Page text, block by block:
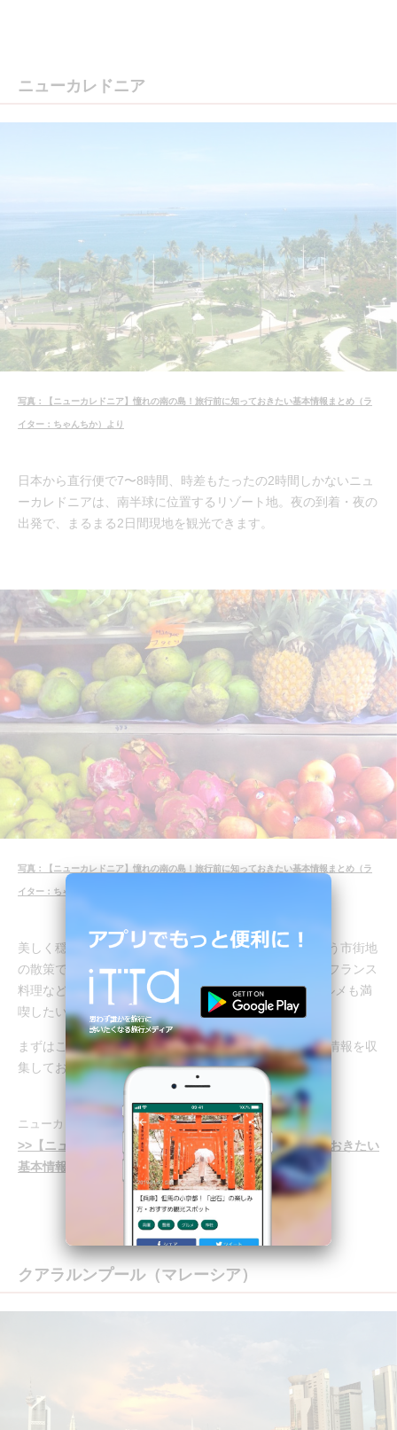
ニューカレドニア
写真：【ニューカレドニア】憧れの南の島！旅行前に知っておきたい基本情報まとめ（ラ
イター：ちゃんちか）より
日本から直行便で7〜8時間、時差もたったの2時間しかないニュ
ーカレドニアは、南半球に位置するリゾート地。夜の到着・夜の
出発で、まるまる2日間現地を観光できます。
写真：【ニューカレドニア】憧れの南の島！旅行前に知っておきたい基本情報まとめ（ラ
イター：ちゃんちか）より
美しく穏やかな海でのアクティビティと、南国ムード漂う市街地
の散策で、充実した時間はいかがですか？シーフードやフランス
料理など食事も美味しいので、2日間をフル活用してグルメも満
喫したいですね。
まずはこちらの旅のしおりで、ニューカレドニアの基本情報を収
集しておきましょう。
ニューカレドニアの旅のしおり
>>【ニューカレドニア】憧れの南の島！旅行前に知っておきたい
基本情報まとめ（ライター：ちゃんちか）
クアラルンプール（マレーシア）